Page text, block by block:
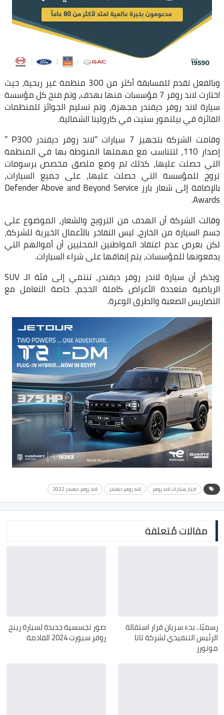
وبالفعل تقدم للمسابقة أكثر من 300 منظمة غير ربحية، حيث
اختارت لاند روفر 7 مؤسسات منها بهدف، وتم منح كل مؤسسة
سيارة لاند روفر ديفندر مجهزة، وتم تسليم الجوائز للمنظمات
الفائزة في بيلتمور ستيت في كارولينا الشمالية.
وقامت الشركة بتجهيز 7 سيارات “لاند روفر ديفندر P300 ”
إصدار 110، لتتناسب مع مهمتها المنوطة بها في المنظمة
التي حصلت عليها، كذلك تم وضع ملصق مخصص برسومات
تروج للمؤسسة التي حصلت عليها، على جميع السيارات،
بالإضافة إلى شعار بارز Defender Above and Beyond Service
Awards.
وقالت الشركة أن الهدف من الترويج والشعار، الموضوع على
جسم السيارة من الخارج، ليس التفاخر بالأعمال الخيرية للشركة،
لكن بغرض عدم اعتقاد المواطنين المحليين أن أموالهم التي
يدفعونها للمؤسسات، يتم إنفاقها على شراء السيارات.
ويذكر أن سيارة لاندر روفر ديفندر، تنتمي إلى فئة الـ SUV
الرياضية متعددة الأغراض كاملة الحجم، خاصة التعامل مع
التضاريس الصعبة والطرق الوعرة.
اخبار سيارات لاند روفر لاند روفر ديفندر لاند روفر ديفندر 2022
مقالات مُتعلقة
رسميًا.. بدء سريان قرار استقالة
الرئيس التنفيذي لشركة تاتا
موتورز
صور تجسسية جديدة لسيارة رينج
روفر سبورت 2024 القادمة